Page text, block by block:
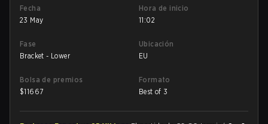
Fecha
23 May
Hora de inicio
11:02
Fase
Bracket - Lower
Ubicación
EU
Bolsa de premios
$11667
Formato
Best of 3